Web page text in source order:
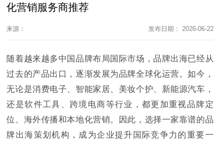
化营销服务商推荐
来源： 发布日期： 2026-06-22
随着越来越多中国品牌布局国际市场，品牌出海已经从
过去的产品出口，逐渐发展为品牌全球化运营。如今，
无论是消费电子、智能家居、美妆个护、新能源汽车，
还是软件工具、跨境电商等行业，都更加重视品牌定
位、海外传播和本地化营销。因此，选择一家靠谱的品
牌出海策划机构，成为企业提升国际竞争力的重要一